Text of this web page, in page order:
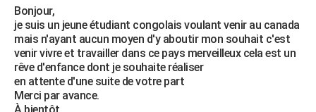
HIGH-TECH
Mobiles
Meilleur smartphone
Internet
Ordinateurs
Jeux vidéo
Guide high-tech
+BRICOLAGE
Forum
Aménagement intérieur
Extérieur
Cuisine
Salle de bains
Jardinage
Rangement
WEEK-END
Guides de France
Escapades
Patrimoine
Expositions
Musées
Week-end nature
+LIFESTYLE
Bonjour,
je suis un jeune étudiant congolais voulant venir au canada
mais n'ayant aucun moyen d'y aboutir mon souhait c'est
venir vivre et travailler dans ce pays merveilleux cela est un
rêve d'enfance dont je souhaite réaliser
en attente d'une suite de votre part
Merci par avance.